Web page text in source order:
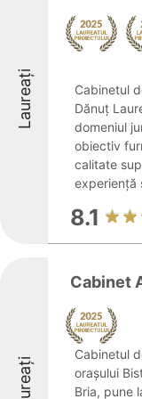
Laureați
Cabinetul
Dănuț
domeniul
obiectiv
calitate
experiență
8.1
Laureați
Cabinet
Cabinetul
orașului
Bria, pune